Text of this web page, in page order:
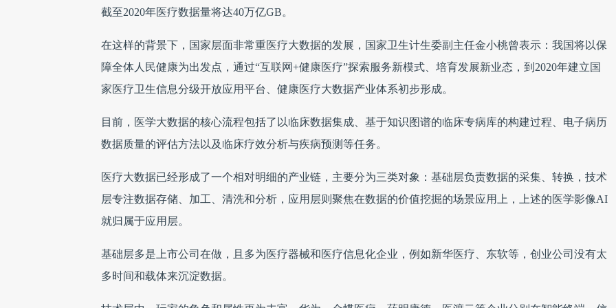
截至2020年医疗数据量将达40万亿GB。
在这样的背景下，国家层面非常重医疗大数据的发展，国家卫生计生委副主任金小桃曾表示：我国将以保
障全体人民健康为出发点，通过“互联网+健康医疗”探索服务新模式、培育发展新业态，到2020年建立国
家医疗卫生信息分级开放应用平台、健康医疗大数据产业体系初步形成。
目前，医学大数据的核心流程包括了以临床数据集成、基于知识图谱的临床专病库的构建过程、电子病历
数据质量的评估方法以及临床疗效分析与疾病预测等任务。
医疗大数据已经形成了一个相对明细的产业链，主要分为三类对象：基础层负责数据的采集、转换，技术
层专注数据存储、加工、清洗和分析，应用层则聚焦在数据的价值挖掘的场景应用上，上述的医学影像AI
就归属于应用层。
基础层多是上市公司在做，且多为医疗器械和医疗信息化企业，例如新华医疗、东软等，创业公司没有太
多时间和载体来沉淀数据。